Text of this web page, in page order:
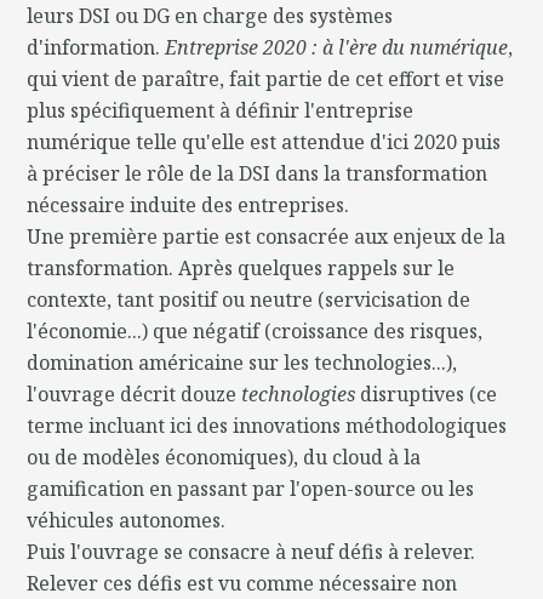
leurs DSI ou DG en charge des systèmes
d'information.Entreprise 2020 : à l'ère du numérique,
qui vient de paraître, fait partie de cet effort et vise
plus spécifiquement à définir l'entreprise
numérique telle qu'elle est attendue d'ici 2020 puis
à préciser le rôle de la DSI dans la transformation
nécessaire induite des entreprises.
Une première partie est consacrée aux enjeux de la
transformation. Après quelques rappels sur le
contexte, tant positif ou neutre (servicisation de
l'économie...) que négatif (croissance des risques,
domination américaine sur les technologies...),
l'ouvrage décrit douze technologies disruptives (ce
terme incluant ici des innovations méthodologiques
ou de modèles économiques), du cloud à la
gamification en passant par l'open-source ou les
véhicules autonomes.
Puis l'ouvrage se consacre à neuf défis à relever.
Relever ces défis est vu comme nécessaire non